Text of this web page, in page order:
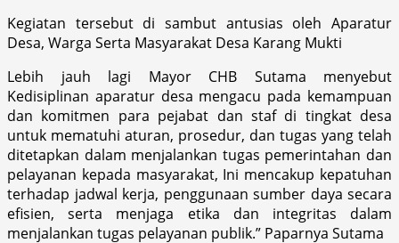
Kegiatan tersebut di sambut antusias oleh Aparatur
Desa, Warga Serta Masyarakat Desa Karang Mukti
Lebih jauh lagi Mayor CHB Sutama menyebut
Kedisiplinan aparatur desa mengacu pada kemampuan
dan komitmen para pejabat dan staf di tingkat desa
untuk mematuhi aturan, prosedur, dan tugas yang telah
ditetapkan dalam menjalankan tugas pemerintahan dan
pelayanan kepada masyarakat, Ini mencakup kepatuhan
terhadap jadwal kerja, penggunaan sumber daya secara
efisien, serta menjaga etika dan integritas dalam
menjalankan tugas pelayanan publik.” Paparnya Sutama